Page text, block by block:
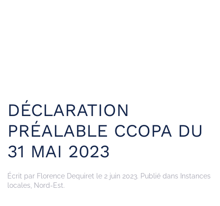
DÉCLARATION
PRÉALABLE CCOPA DU
31 MAI 2023
Écrit par Florence Dequiret le 2 juin 2023. Publié dans Instances
locales, Nord-Est.